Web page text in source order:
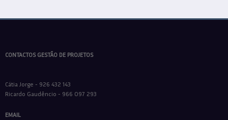
CONTACTOS GESTÃO DE PROJETOS
Cátia Jorge - 926 432 143
Ricardo Gaudêncio - 966 097 293
EMAIL